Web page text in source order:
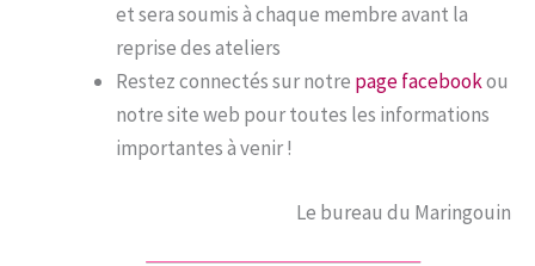
et sera soumis à chaque membre avant la
reprise des ateliers
Restez connectés sur notre page facebookou
notre site web pour toutes les informations
importantes à venir !
Le bureau du Maringouin